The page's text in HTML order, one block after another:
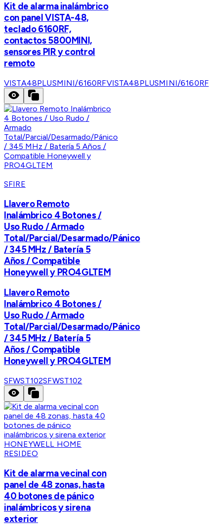
Kit de alarma inalámbrico
con panel VISTA-48,
teclado 6160RF,
contactos 5800MINI,
sensores PIR y control
remoto
VISTA48PLUSMINI/6160RFVISTA48PLUSMINI/6160RF
SFIRE
Llavero Remoto
Inalámbrico 4 Botones /
Uso Rudo / Armado
Total/Parcial/Desarmado/Pánico
/ 345 MHz / Batería 5
Años / Compatible
Honeywell y PRO4GLTEM
Llavero Remoto
Inalámbrico 4 Botones /
Uso Rudo / Armado
Total/Parcial/Desarmado/Pánico
/ 345 MHz / Batería 5
Años / Compatible
Honeywell y PRO4GLTEM
SFWST102SFWST102
HONEYWELL HOME
RESIDEO
Kit de alarma vecinal con
panel de 48 zonas, hasta
40 botones de pánico
inalámbricos y sirena
exterior